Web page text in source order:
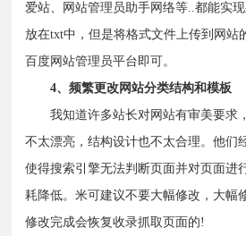
爱站、网站管理员助手网络等..都能实
放在txt中，但是将格式文件上传到网站
百度网站管理员平台即可。
4、频繁更改网站分类结构和模板
我知道许多站长对网站有审美要求
不太漂亮，结构设计也不太合理。他们
使得搜索引擎无法判断页面并对页面进
耗降低。米可建议不要大幅修改，大幅
修改完成会恢复收录抓取页面的!